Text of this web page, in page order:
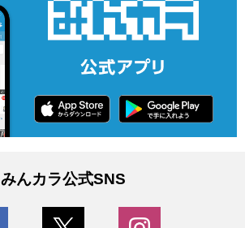
みんカラ公式SNS